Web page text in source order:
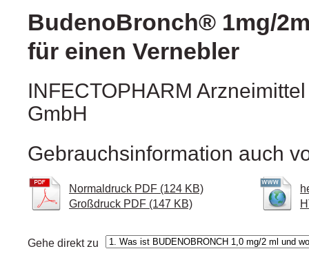
BudenoBronch® 1mg/
für einen Vernebler
INFECTOPHARM
GmbH
Gebrauchsinformation auch
Normaldruck PDF (124 KB)
Großdruck PDF (147 KB)
Gehe direkt zu